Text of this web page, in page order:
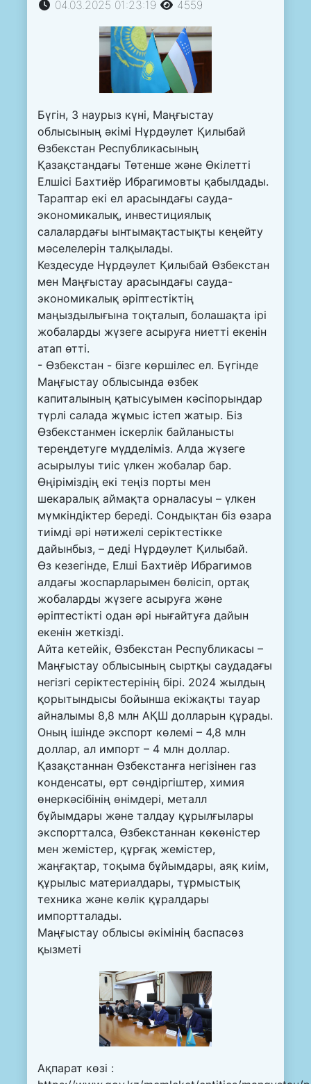
04.03.2025 01:23:19 4559
Бүгін, 3 наурыз күні, Маңғыстау
облысының әкімі Нұрдәулет Қилыбай
Өзбекстан Республикасының
Қазақстандағы Төтенше және Өкілетті
Елшісі Бахтиёр Ибрагимовты қабылдады.
Тараптар екі ел арасындағы сауда-
экономикалық, инвестициялық
салалардағы ынтымақтастықты кеңейту
мәселелерін талқылады.
Кездесуде Нұрдәулет Қилыбай Өзбекстан
мен Маңғыстау арасындағы сауда-
экономикалық әріптестіктің
маңыздылығына тоқталып, болашақта ірі
жобаларды жүзеге асыруға ниетті екенін
атап өтті.
- Өзбекстан - бізге көршілес ел. Бүгінде
Маңғыстау облысында өзбек
капиталының қатысуымен кәсіпорындар
түрлі салада жұмыс істеп жатыр. Біз
Өзбекстанмен іскерлік байланысты
тереңдетуге мүдделіміз. Алда жүзеге
асырылуы тиіс үлкен жобалар бар.
Өңіріміздің екі теңіз порты мен
шекаралық аймақта орналасуы – үлкен
мүмкіндіктер береді. Сондықтан біз өзара
тиімді әрі нәтижелі серіктестікке
дайынбыз, – деді Нұрдәулет Қилыбай.
Өз кезегінде, Елші Бахтиёр Ибрагимов
алдағы жоспарларымен бөлісіп, ортақ
жобаларды жүзеге асыруға және
әріптестікті одан әрі нығайтуға дайын
екенін жеткізді.
Айта кетейік, Өзбекстан Республикасы –
Маңғыстау облысының сыртқы саудадағы
негізгі серіктестерінің бірі. 2024 жылдың
қорытындысы бойынша екіжақты тауар
айналымы 8,8 млн АҚШ долларын құрады.
Оның ішінде экспорт көлемі – 4,8 млн
доллар, ал импорт – 4 млн доллар.
Қазақстаннан Өзбекстанға негізінен газ
конденсаты, өрт сөндіргіштер, химия
өнеркәсібінің өнімдері, металл
бұйымдары және талдау құрылғылары
экспортталса, Өзбекстаннан көкөністер
мен жемістер, құрғақ жемістер,
жаңғақтар, тоқыма бұйымдары, аяқ киім,
құрылыс материалдары, тұрмыстық
техника және көлік құралдары
импортталады.
Маңғыстау облысы әкімінің баспасөз
қызметі
Ақпарат көзі :